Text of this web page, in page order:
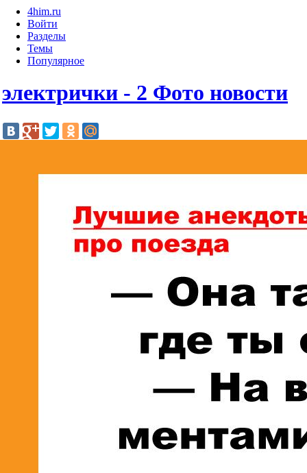
4him.ru
Войти
Разделы
Темы
Популярное
электрички - 2 Фото новости